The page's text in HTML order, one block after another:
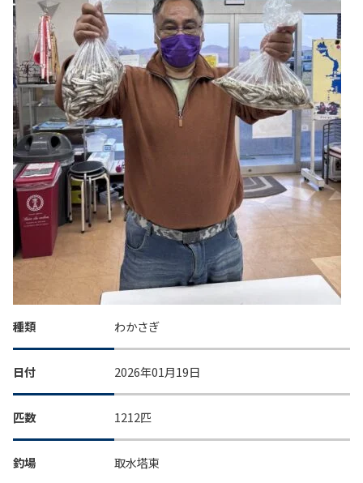
種類 わかさぎ
日付 2026年01月19日
匹数 1212匹
釣場 取水塔東